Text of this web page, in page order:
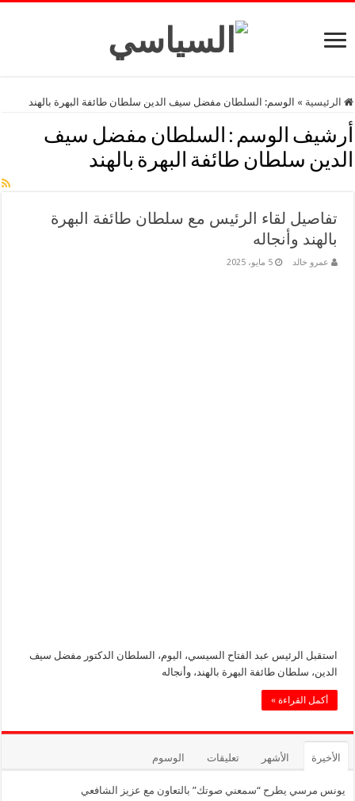
الرئيسية » الوسم: السلطان مفضل سيف الدين سلطان طائفة البهرة بالهند
أرشيف الوسم : السلطان مفضل سيف
الدين سلطان طائفة البهرة بالهند
تفاصيل لقاء الرئيس مع سلطان طائفة البهرة
بالهند وأنجاله
عمرو خالد 5 مايو، 2025
استقبل الرئيس عبد الفتاح السيسي، اليوم، السلطان الدكتور مفضل سيف
الدين، سلطان طائفة البهرة بالهند، وأنجاله
أكمل القراءة »
الأخيرة الأشهر تعليقات الوسوم
يونس مرسي يطرح “سمعني صوتك” بالتعاون مع عزيز الشافعي